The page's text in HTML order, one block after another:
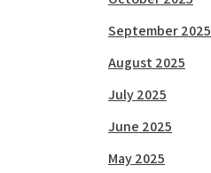
September 2025
August 2025
July 2025
June 2025
May 2025